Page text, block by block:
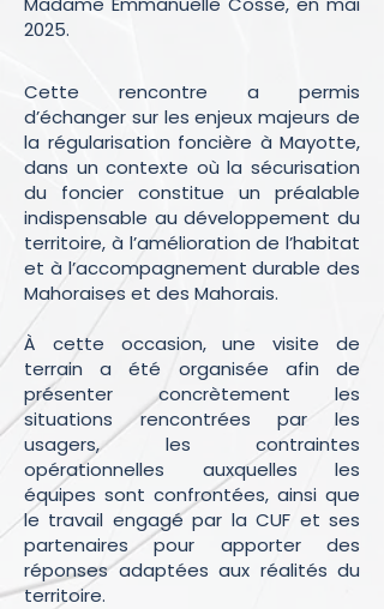
2025.
Cette rencontre a permis
d’échanger sur les enjeux majeurs de
la régularisation foncière à Mayotte,
dans un contexte où la sécurisation
du foncier constitue un préalable
indispensable au développement du
territoire, à l’amélioration de l’habitat
et à l’accompagnement durable des
Mahoraises et des Mahorais.
À cette occasion, une visite de
terrain a été organisée afin de
présenter concrètement les
situations rencontrées par les
usagers, les contraintes
opérationnelles auxquelles les
équipes sont confrontées, ainsi que
le travail engagé par la CUF et ses
partenaires pour apporter des
réponses adaptées aux réalités du
territoire.